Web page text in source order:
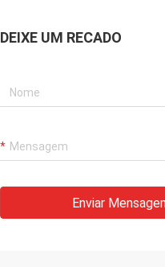
DEIXE UM RECADO
Enviar